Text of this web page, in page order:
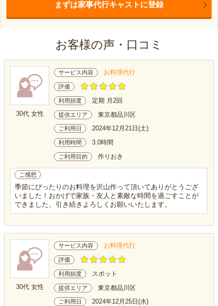
まずは家事代行キャストに登録
お客様の声・口コミ
30代 女性
サービス内容 お料理代行
評価
利用頻度 定期 月2回
提供エリア 東京都品川区
ご利用日 2024年12月21日(土)
利用時間 3.0時間
ご利用目的 作りおき
ご感想
季節にぴったりのお料理を沢山作って頂いてありがとうござ
いました！おかげで家族・友人と素敵な時間を過ごすことが
できました。引き続きよろしくお願いいたします。
30代 女性
サービス内容 お料理代行
評価
利用頻度 スポット
提供エリア 東京都品川区
ご利用日 2024年12月25日(水)